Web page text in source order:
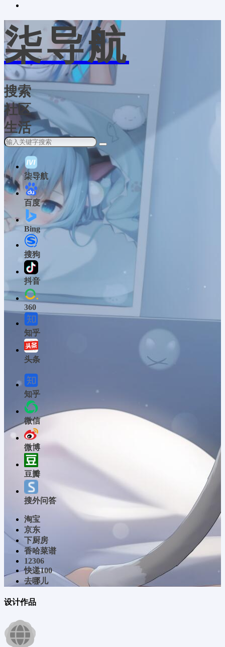
柒导航
搜索
社区
生活
柒导航
百度
Bing
搜狗
抖音
360
知乎
头条
知乎
微信
微博
豆瓣
搜外问答
淘宝
京东
下厨房
香哈菜谱
12306
快递100
去哪儿
设计作品